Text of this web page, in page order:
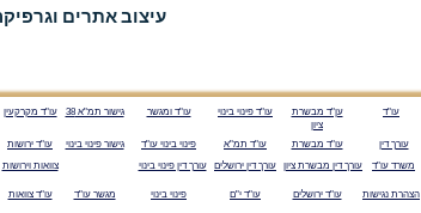
עו"ד מקרקעין גישור תמ"א 38
עו"ד ירושות גישור פינוי בינוי
עו"ד ומגשר
פינוי בינוי עו"ד
עו"ד פינוי בינוי
ען"ד מבשרת
ציון
עו"ד
עו"ד תמ"א עו"ד מבשרת
עורך דין
צוואות וירושות
עורך דין פינוי בינוי עורך דין ירושלים משרד עו"ד עורך דין מבשרת ציון
עו"ד צוואות מגשר עו"ד פינוי בינוי עו"ד י"ם עו"ד ירושלים הצהרת נגישות